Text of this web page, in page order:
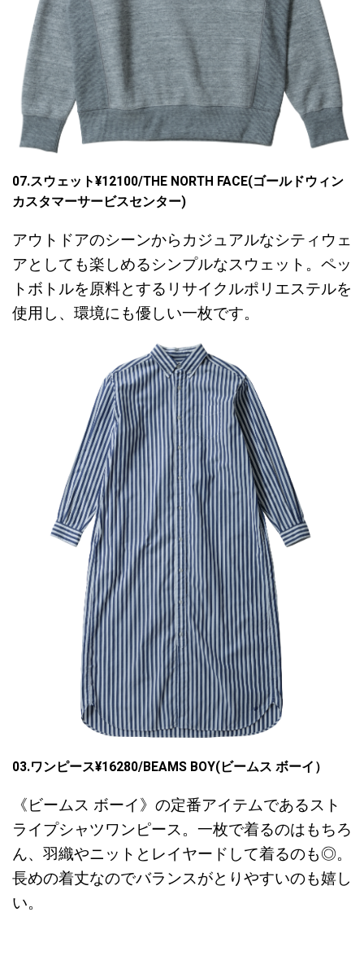
07.スウェット¥12100/THE NORTH FACE(ゴールドウィン
カスタマーサービスセンター)
アウトドアのシーンからカジュアルなシティウェ
アとしても楽しめるシンプルなスウェット。ペッ
トボトルを原料とするリサイクルポリエステルを
使用し、環境にも優しい一枚です。
03.ワンピース¥16280/BEAMS BOY(ビームス ボーイ）
《ビームス ボーイ》の定番アイテムであるスト
ライプシャツワンピース。一枚で着るのはもちろ
ん、羽織やニットとレイヤードして着るのも◎。
長めの着丈なのでバランスがとりやすいのも嬉し
い。